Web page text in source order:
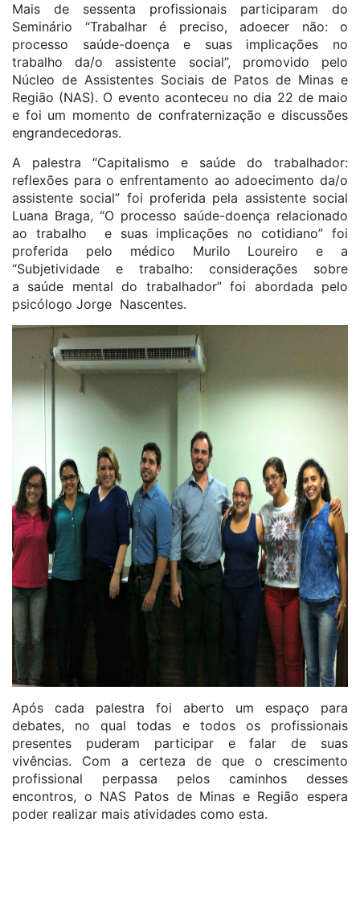
Mais de sessenta profissionais participaram do
Seminário “Trabalhar é preciso, adoecer não: o
processo saúde-doença e suas implicações no
trabalho da/o assistente social”, promovido pelo
Núcleo de Assistentes Sociais de Patos de Minas e
Região (NAS). O evento aconteceu no dia 22 de maio
e foi um momento de confraternização e discussões
engrandecedoras.
A palestra “Capitalismo e saúde do trabalhador:
reflexões para o enfrentamento ao adoecimento da/o
assistente social” foi proferida pela assistente social
Luana Braga, “O processo saúde-doença relacionado
ao trabalho e suas implicações no cotidiano” foi
proferida pelo médico Murilo Loureiro e a
“Subjetividade e trabalho: considerações sobre
a saúde mental do trabalhador” foi abordada pelo
psicólogo Jorge Nascentes.
Após cada palestra foi aberto um espaço para
debates, no qual todas e todos os profissionais
presentes puderam participar e falar de suas
vivências. Com a certeza de que o crescimento
profissional perpassa pelos caminhos desses
encontros, o NAS Patos de Minas e Região espera
poder realizar mais atividades como esta.